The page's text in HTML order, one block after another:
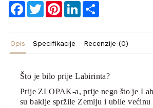
Facebook
TwitterPinterestLinkedIn
Opis Specifikacije Recenzije (0)
Što je bilo prije Labirinta?
Prije ZLOPAK-a, prije nego što je
su baklje spržile Zemlju i ubile većinu